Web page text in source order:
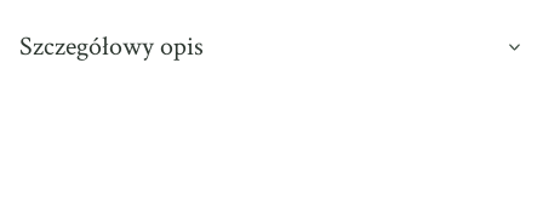
Szczegółowy opis